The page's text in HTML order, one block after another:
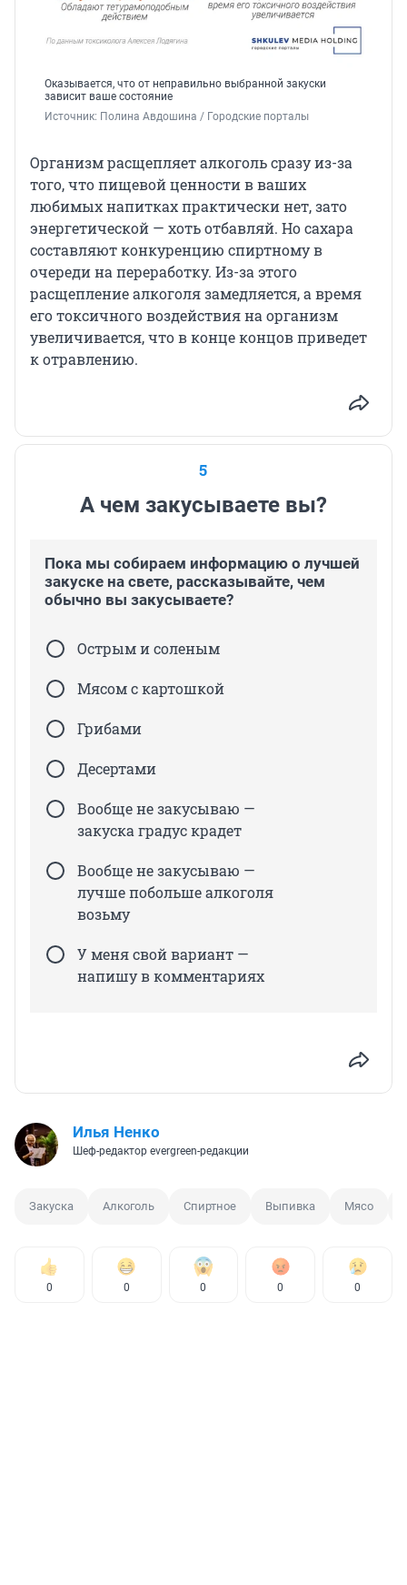
Оказывается, что от неправильно выбранной закуски
зависит ваше состояние
Источник: Полина Авдошина / Городские порталы
Организм расщепляет алкоголь сразу из-за
того, что пищевой ценности в ваших
любимых напитках практически нет, зато
энергетической — хоть отбавляй. Но сахара
составляют конкуренцию спиртному в
очереди на переработку. Из-за этого
расщепление алкоголя замедляется, а время
его токсичного воздействия на организм
увеличивается, что в конце концов приведет
к отравлению.
5
А чем закусываете вы?
Пока мы собираем информацию о лучшей
закуске на свете, рассказывайте, чем
обычно вы закусываете?
Острым и соленым
Мясом с картошкой
Грибами
Десертами
Вообще не закусываю —
закуска градус крадет
Вообще не закусываю —
лучше побольше алкоголя
возьму
У меня свой вариант —
напишу в комментариях
Илья Ненко
Шеф-редактор evergreen-редакции
Закуска Алкоголь Спиртное Выпивка Мясо
0 0 0 0 0